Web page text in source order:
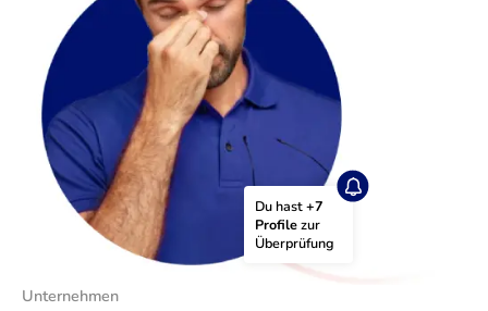
Du hast +7
Profile zur
Überprüfung
Unternehmen